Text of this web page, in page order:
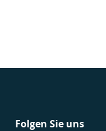
Folgen Sie uns